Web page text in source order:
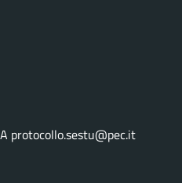
protocollo.sestu@pec.it